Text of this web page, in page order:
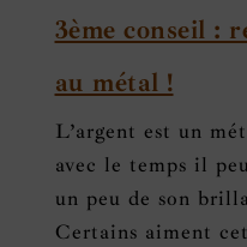
3ème conseil :
au métal !
L’argent est un
avec le temps il
un peu de son
Certains aiment